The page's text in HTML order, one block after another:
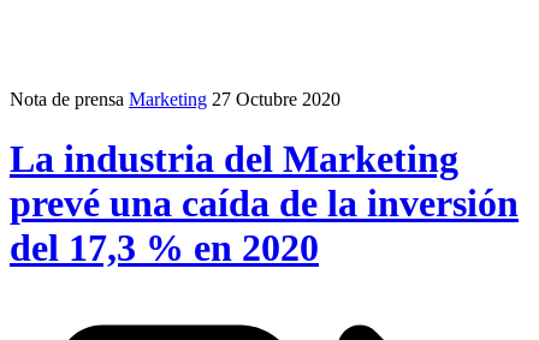
Nota de prensa Marketing 27 Octubre 2020
La industria del Marketing
prevé una caída de la inversión
del 17,3 % en 2020